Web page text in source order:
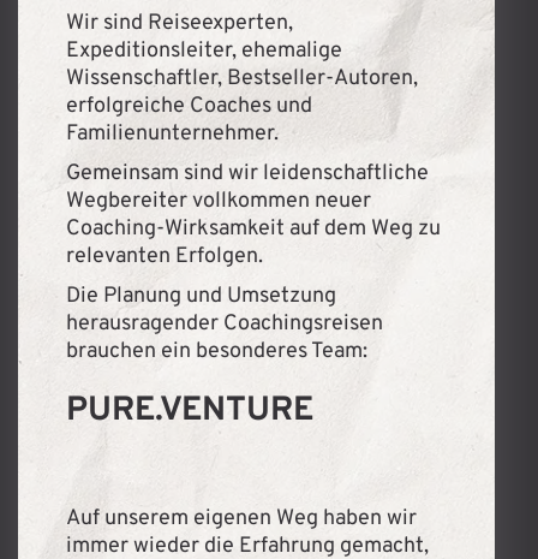
Wir sind Reiseexperten,
Expeditionsleiter, ehemalige
Wissenschaftler, Bestseller-Autoren,
erfolgreiche Coaches und
Familienunternehmer.
Gemeinsam sind wir leidenschaftliche
Wegbereiter vollkommen neuer
Coaching-Wirksamkeit auf dem Weg zu
relevanten Erfolgen.
Die Planung und Umsetzung
herausragender Coachingsreisen
brauchen ein besonderes Team:
PURE.VENTURE
Auf unserem eigenen Weg haben wir
immer wieder die Erfahrung gemacht,